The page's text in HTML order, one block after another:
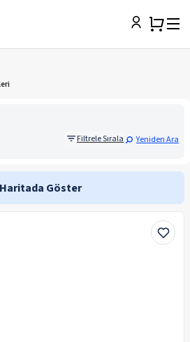
Filtrele Sırala Yeniden Ara
Haritada Göster